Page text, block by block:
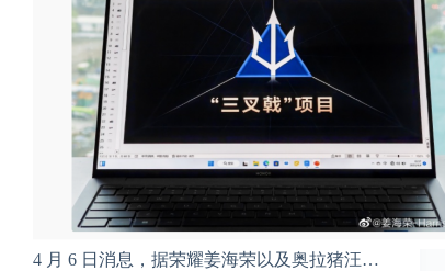
4 月 6 日消息，据荣耀姜海荣以及奥拉猪汪…